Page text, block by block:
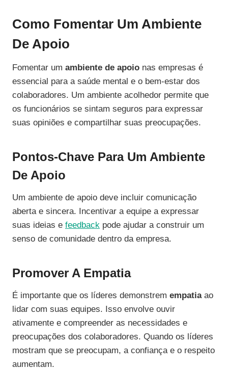
Como Fomentar Um Ambiente
De Apoio
Fomentar um ambiente de apoio nas empresas é
essencial para a saúde mental e o bem-estar dos
colaboradores. Um ambiente acolhedor permite que
os funcionários se sintam seguros para expressar
suas opiniões e compartilhar suas preocupações.
Pontos-Chave Para Um Ambiente
De Apoio
Um ambiente de apoio deve incluir comunicação
aberta e sincera. Incentivar a equipe a expressar
suas ideias e feedback pode ajudar a construir um
senso de comunidade dentro da empresa.
Promover A Empatia
É importante que os líderes demonstrem empatiaao
lidar com suas equipes. Isso envolve ouvir
ativamente e compreender as necessidades e
preocupações dos colaboradores. Quando os líderes
mostram que se preocupam, a confiança e o respeito
aumentam.